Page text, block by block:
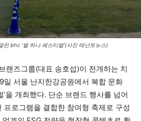
bhc ‘별 하나 페스티벌’(사진 테넌트뉴스)
랜즈그룹(대표 송호섭)이 전개하는 치
일 서울 난지한강공원에서 복합 문화
’을 개최했다. 단순 브랜드 행사를 넘어
프로그램을 결합한 참여형 축제로 구성